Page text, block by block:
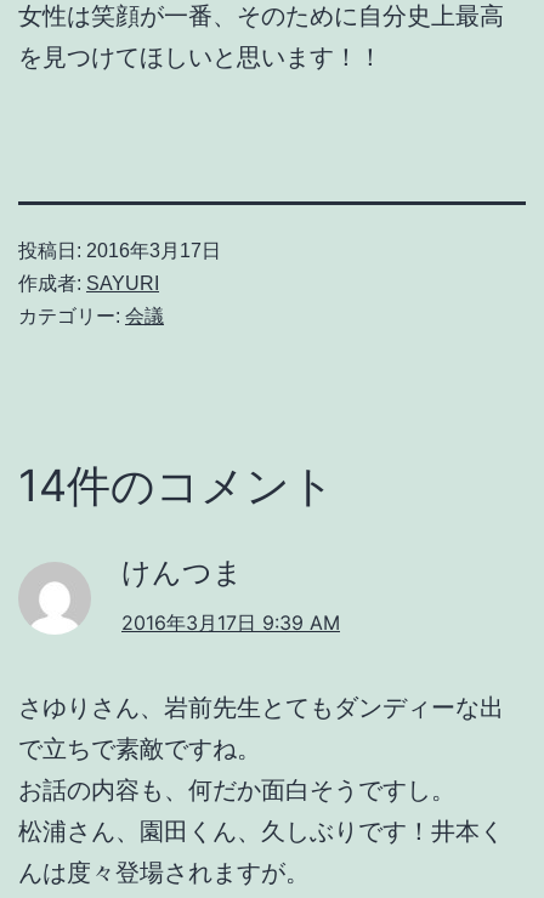
女性は笑顔が一番、そのために自分史上最高
を見つけてほしいと思います！！
投稿日: 2016年3月17日
作成者: SAYURI
カテゴリー: 会議
14件のコメント
けんつま
2016年3月17日 9:39 AM
さゆりさん、岩前先生とてもダンディーな出
で立ちで素敵ですね。
お話の内容も、何だか面白そうですし。
松浦さん、園田くん、久しぶりです！井本く
んは度々登場されますが。